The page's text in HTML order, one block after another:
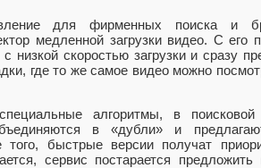
для фирменных поиска и
медленной загрузки видео. С его
скоростью загрузки и сразу
где то же самое видео можно
алгоритмы, в
в «дубли» и
быстрые версии получат
сервис постарается предложить